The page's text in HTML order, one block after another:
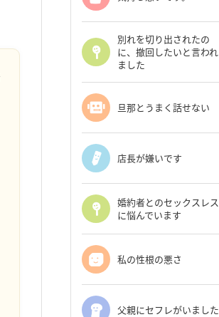
別れを切り出されたの
に、撤回したいと言われ
ました
旦那とうまく話せない
店長が嫌いです
婚約者とのセックスレス
に悩んでいます
私の性根の悪さ
父親にセフレがいました